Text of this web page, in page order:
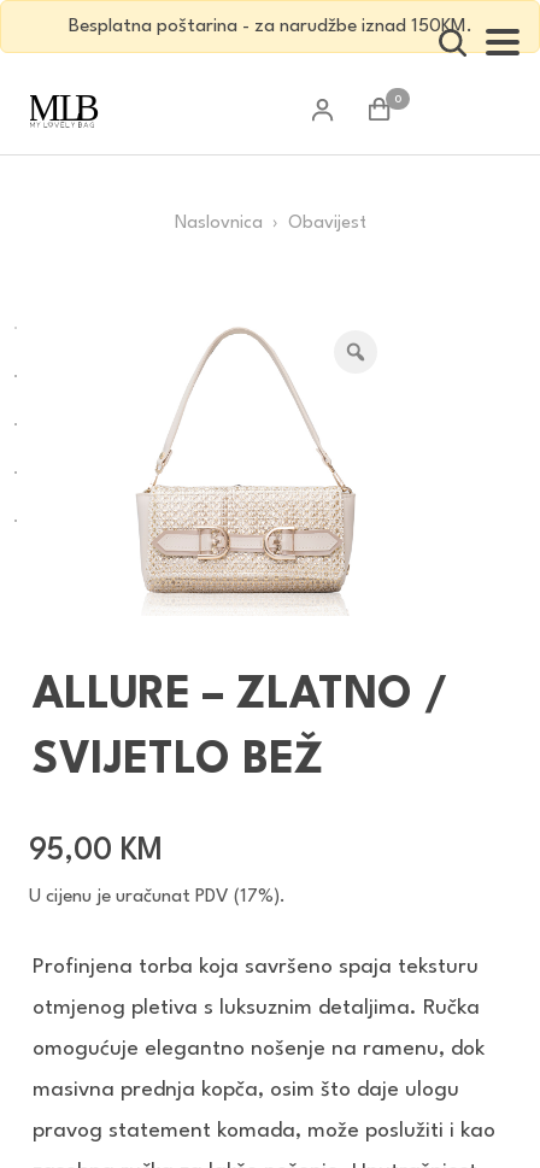
Besplatna poštarina - za narudžbe iznad 150KM.
0
Naslovnica › Obavijest
ALLURE – ZLATNO /
SVIJETLO BEŽ
95,00 KM
U cijenu je uračunat PDV (17%).
Profinjena torba koja savršeno spaja teksturu
otmjenog pletiva s luksuznim detaljima. Ručka
omogućuje elegantno nošenje na ramenu, dok
masivna prednja kopča, osim što daje ulogu
pravog statement komada, može poslužiti i kao